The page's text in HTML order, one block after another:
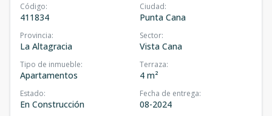
Código:
411834
Ciudad:
Punta Cana
Provincia:
La Altagracia
Sector:
Vista Cana
Tipo de inmueble:
Apartamentos
Terraza:
4 m²
Estado:
En Construcción
Fecha de entrega:
08-2024